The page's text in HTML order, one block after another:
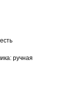
ручная